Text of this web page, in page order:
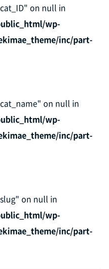
on null in
wp-
inc/part-
on null in
wp-
inc/part-
on null in
wp-
inc/part-